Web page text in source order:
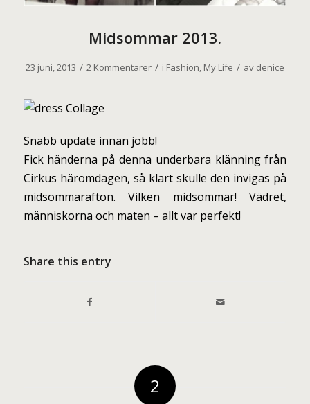
Midsommar 2013.
23 juni, 2013 / 2 Kommentarer / i Fashion, My Life / av denice
Snabb update innan jobb!
Fick händerna på denna underbara klänning från
Cirkus häromdagen, så klart skulle den invigas på
midsommarafton. Vilken midsommar! Vädret,
människorna och maten – allt var perfekt!
Share this entry
2